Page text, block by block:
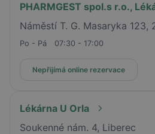
PHARMGEST spol.s r.o.,
Náměstí T. G. Masaryka 123,
Po - Pá 07:30 - 17:00
Nepřijímá online rezervace
Lékárna U Orla
Soukenné nám. 4, Liberec